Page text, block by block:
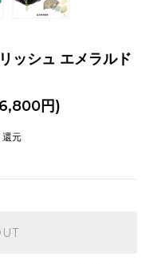
ッシュ エメラルド
円)
還元